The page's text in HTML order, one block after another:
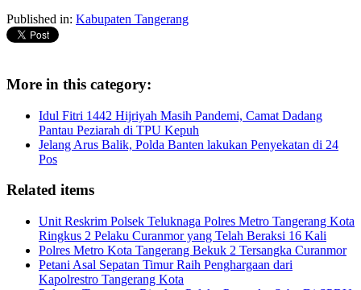
Published in: Kabupaten Tangerang
More in this category:
Idul Fitri 1442 Hijriyah Masih Pandemi, Camat Dadang
Pantau Peziarah di TPU Kepuh
Jelang Arus Balik, Polda Banten lakukan Penyekatan di 24
Pos
Related items
Unit Reskrim Polsek Teluknaga Polres Metro Tangerang Kota
Ringkus 2 Pelaku Curanmor yang Telah Beraksi 16 Kali
Polres Metro Kota Tangerang Bekuk 2 Tersangka Curanmor
Petani Asal Sepatan Timur Raih Penghargaan dari
Kapolrestro Tangerang Kota